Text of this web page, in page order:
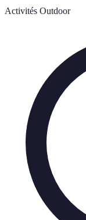
Activités Outdoor